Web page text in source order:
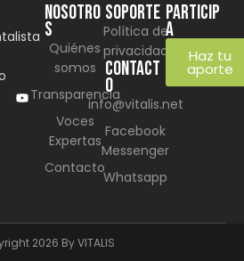
NOSOTRO
S
Quiénes
somos
Transparencia
Voces
Expertas
Contacto
SOPORTE
Política de
privacidad
CONTACT
O
info@vitalis.net
Facebook
Messenger
Whatsapp
Particip
a
Haz tu
aporte
2026 By VITALIS